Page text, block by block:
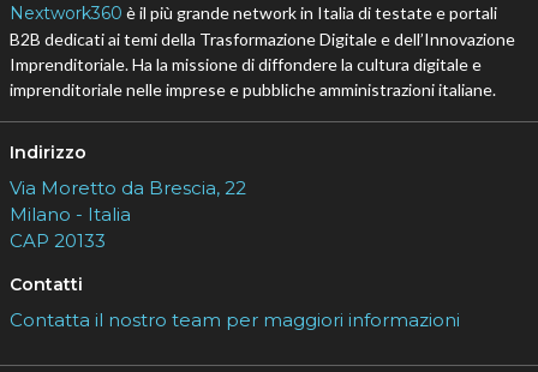
Nextwork360 è il più grande network in Italia di testate e portali
B2B dedicati ai temi della Trasformazione Digitale e dell’Innovazione
Imprenditoriale. Ha la missione di diffondere la cultura digitale e
imprenditoriale nelle imprese e pubbliche amministrazioni italiane.
Indirizzo
Via Moretto da Brescia, 22
Milano - Italia
CAP 20133
Contatti
Contatta il nostro team per maggiori informazioni